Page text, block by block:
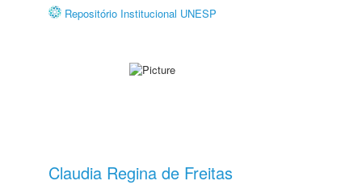
Repositório Institucional UNESP
Claudia Regina de Freitas